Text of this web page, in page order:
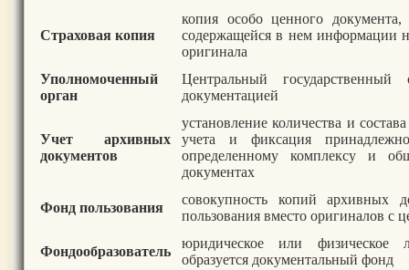
Страховая копия
копия особо ценного
содержащейся в нем информации
оригинала
Уполномоченный
орган
Центральный
документацией
Учет архивных
документов
установление количества и
учета и фиксация
определенному комплексу и
документах
Фонд пользования
совокупность копий архивных
пользования вместо оригиналов с
Фондообразователь
юридическое или физическое
образуется документальный фонд